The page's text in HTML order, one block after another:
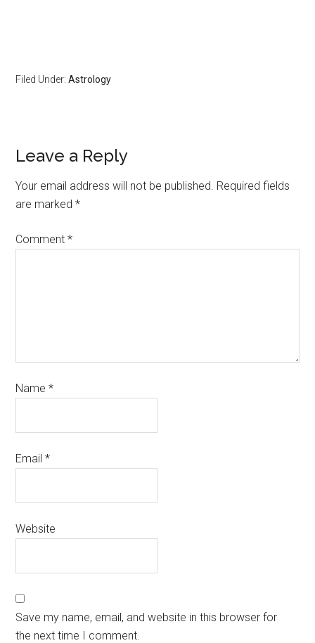
Filed Under:Astrology
Leave a Reply
Your email address will not be published. Required fields
are marked*
Comment*
Name*
Email*
Website
Save my name, email, and website in this browser for
the next time I comment.